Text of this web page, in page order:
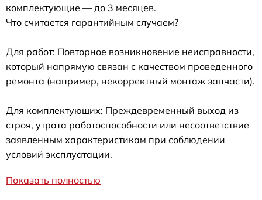
комплектующие — до 3 месяцев.
Что считается гарантийным случаем?
Для работ: Повторное возникновение неисправности,
который напрямую связан с качеством проведенного
ремонта (например, некорректный монтаж запчасти).
Для комплектующих: Преждевременный выход из
строя, утрата работоспособности или несоответствие
заявленным характеристикам при соблюдении
условий эксплуатации.
Показать полностью